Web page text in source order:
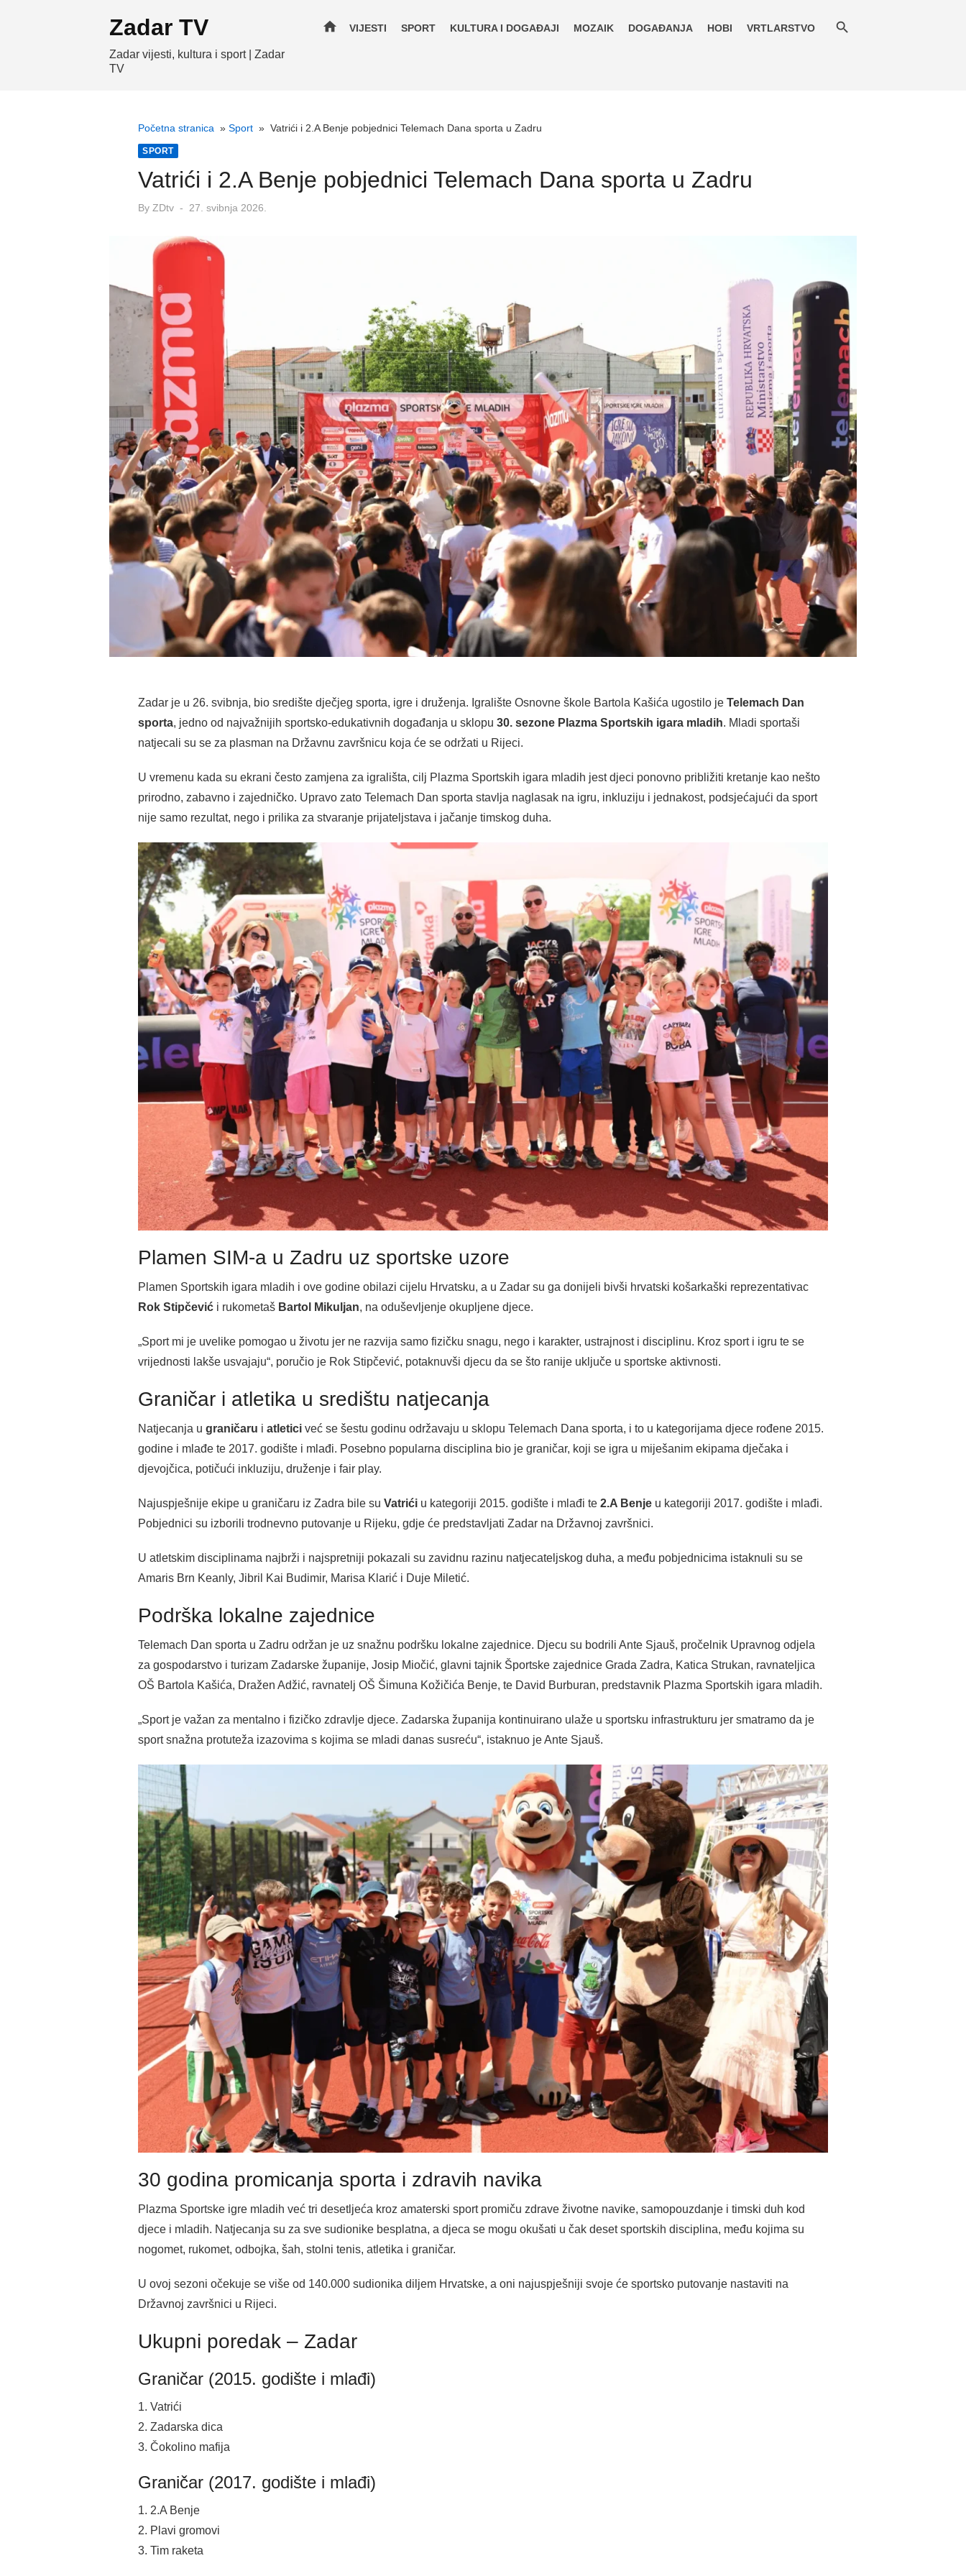
Zadar TV
Zadar vijesti, kultura i sport | Zadar
TV
home VIJESTI SPORT KULTURA I DOGAĐAJI MOZAIK DOGAĐANJA HOBI VRTLARSTVO
Početna stranica » Sport » Vatrići i 2.A Benje pobjednici Telemach Dana sporta u Zadru
SPORT
Vatrići i 2.A Benje pobjednici Telemach Dana sporta u Zadru
By ZDtv
Posted
27. svibnja 2026.
Zadar je u 26. svibnja, bio središte dječjeg sporta, igre i druženja. Igralište Osnovne škole Bartola Kašića ugostilo je Telemach Dan
sporta, jedno od najvažnijih sportsko-edukativnih događanja u sklopu 30. sezone Plazma Sportskih igara mladih. Mladi sportaši
natjecali su se za plasman na Državnu završnicu koja će se održati u Rijeci.
U vremenu kada su ekrani često zamjena za igrališta, cilj Plazma Sportskih igara mladih jest djeci ponovno približiti kretanje kao nešto
prirodno, zabavno i zajedničko. Upravo zato Telemach Dan sporta stavlja naglasak na igru, inkluziju i jednakost, podsjećajući da sport
nije samo rezultat, nego i prilika za stvaranje prijateljstava i jačanje timskog duha.
Plamen SIM-a u Zadru uz sportske uzore
Plamen Sportskih igara mladih i ove godine obilazi cijelu Hrvatsku, a u Zadar su ga donijeli bivši hrvatski košarkaški reprezentativac
Rok Stipčević i rukometaš Bartol Mikuljan, na oduševljenje okupljene djece.
„Sport mi je uvelike pomogao u životu jer ne razvija samo fizičku snagu, nego i karakter, ustrajnost i disciplinu. Kroz sport i igru te se
vrijednosti lakše usvajaju“, poručio je Rok Stipčević, potaknuvši djecu da se što ranije uključe u sportske aktivnosti.
Graničar i atletika u središtu natjecanja
Natjecanja u graničaru i atletici već se šestu godinu održavaju u sklopu Telemach Dana sporta, i to u kategorijama djece rođene 2015.
godine i mlađe te 2017. godište i mlađi. Posebno popularna disciplina bio je graničar, koji se igra u miješanim ekipama dječaka i
djevojčica, potičući inkluziju, druženje i fair play.
Najuspješnije ekipe u graničaru iz Zadra bile su Vatrići u kategoriji 2015. godište i mlađi te 2.A Benje u kategoriji 2017. godište i mlađi.
Pobjednici su izborili trodnevno putovanje u Rijeku, gdje će predstavljati Zadar na Državnoj završnici.
U atletskim disciplinama najbrži i najspretniji pokazali su zavidnu razinu natjecateljskog duha, a među pobjednicima istaknuli su se
Amaris Brn Keanly, Jibril Kai Budimir, Marisa Klarić i Duje Miletić.
Podrška lokalne zajednice
Telemach Dan sporta u Zadru održan je uz snažnu podršku lokalne zajednice. Djecu su bodrili Ante Sjauš, pročelnik Upravnog odjela
za gospodarstvo i turizam Zadarske županije, Josip Miočić, glavni tajnik Športske zajednice Grada Zadra, Katica Strukan, ravnateljica
OŠ Bartola Kašića, Dražen Adžić, ravnatelj OŠ Šimuna Kožičića Benje, te David Burburan, predstavnik Plazma Sportskih igara mladih.
„Sport je važan za mentalno i fizičko zdravlje djece. Zadarska županija kontinuirano ulaže u sportsku infrastrukturu jer smatramo da je
sport snažna protuteža izazovima s kojima se mladi danas susreću“, istaknuo je Ante Sjauš.
30 godina promicanja sporta i zdravih navika
Plazma Sportske igre mladih već tri desetljeća kroz amaterski sport promiču zdrave životne navike, samopouzdanje i timski duh kod
djece i mladih. Natjecanja su za sve sudionike besplatna, a djeca se mogu okušati u čak deset sportskih disciplina, među kojima su
nogomet, rukomet, odbojka, šah, stolni tenis, atletika i graničar.
U ovoj sezoni očekuje se više od 140.000 sudionika diljem Hrvatske, a oni najuspješniji svoje će sportsko putovanje nastaviti na
Državnoj završnici u Rijeci.
Ukupni poredak – Zadar
Graničar (2015. godište i mlađi)
1. Vatrići
2. Zadarska dica
3. Čokolino mafija
Graničar (2017. godište i mlađi)
1. 2.A Benje
2. Plavi gromovi
3. Tim raketa